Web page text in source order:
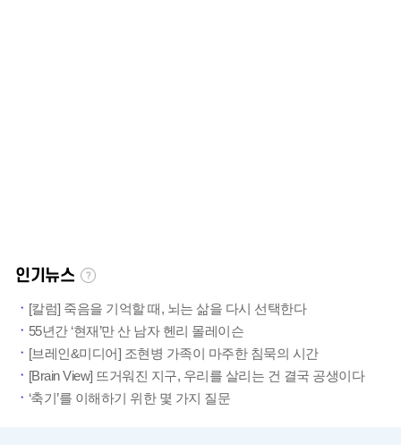
인기뉴스
[칼럼] 죽음을 기억할 때, 뇌는 삶을 다시 선택한다
55년간 ‘현재’만 산 남자 헨리 몰레이슨
[브레인&미디어] 조현병 가족이 마주한 침묵의 시간
[Brain View] 뜨거워진 지구, 우리를 살리는 건 결국 공생이다
‘축기’를 이해하기 위한 몇 가지 질문